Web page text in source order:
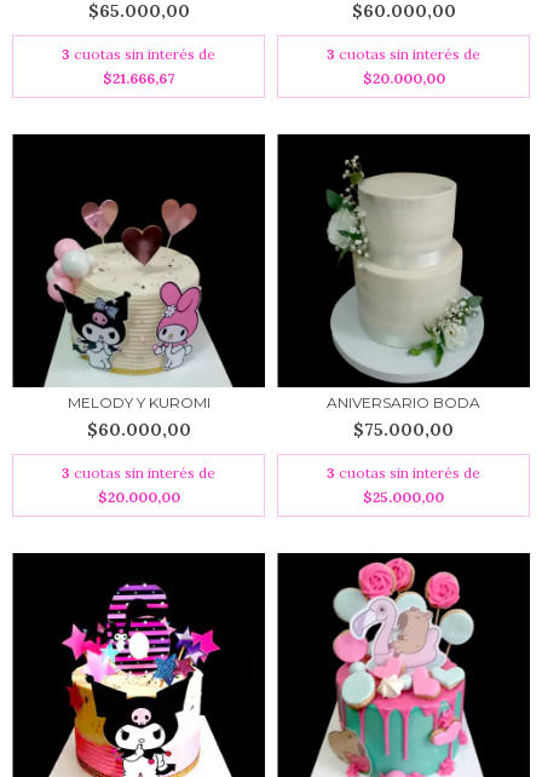
$65.000,00
3 cuotas sin interés de
$21.666,67
$60.000,00
3 cuotas sin interés de
$20.000,00
MELODY Y KUROMI
$60.000,00
3 cuotas sin interés de
$20.000,00
ANIVERSARIO BODA
$75.000,00
3 cuotas sin interés de
$25.000,00